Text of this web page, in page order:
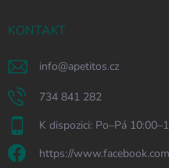
KONTAKT
info@apetitos.cz
734 841 282
K dispozici: Po–Pá
https://